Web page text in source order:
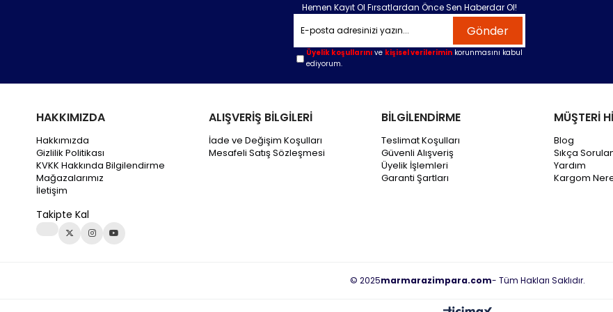
Hemen Kayıt Ol Fırsatlardan Önce Sen Haberdar Ol!
Gönder
Üyelik koşullarını ve kişisel verilerimin korunmasını kabul
ediyorum.
HAKKIMIZDA
Hakkımızda
Gizlilik Politikası
KVKK Hakkında Bilgilendirme
Mağazalarımız
İletişim
Takipte Kal
ALIŞVERİŞ BİLGİLERİ
İade ve Değişim Koşulları
Mesafeli Satış Sözleşmesi
BİLGİLENDİRME
Teslimat Koşulları
Güvenli Alışveriş
Üyelik İşlemleri
Garanti Şartları
MÜŞTERİ
Blog
Sıkça
Yardım
Kargom
© 2025marmarazimpara.com- Tüm Hakları Saklıdır.